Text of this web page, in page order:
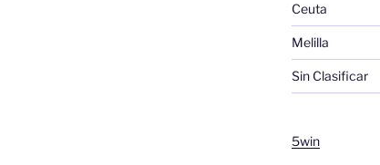
Ceuta
Melilla
Sin Clasificar
5win